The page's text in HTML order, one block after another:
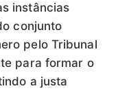
instâncias
conjunto
pelo Tribunal
para formar o
a justa